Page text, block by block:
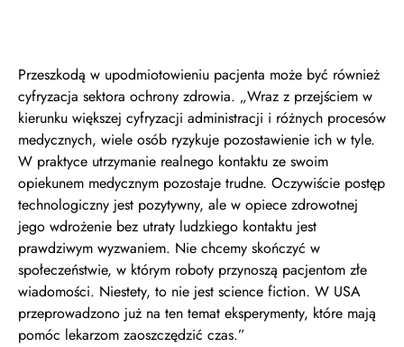
Przeszkodą w upodmiotowieniu pacjenta może być również
cyfryzacja sektora ochrony zdrowia. „Wraz z przejściem w
kierunku większej cyfryzacji administracji i różnych procesów
medycznych, wiele osób ryzykuje pozostawienie ich w tyle.
W praktyce utrzymanie realnego kontaktu ze swoim
opiekunem medycznym pozostaje trudne. Oczywiście postęp
technologiczny jest pozytywny, ale w opiece zdrowotnej
jego wdrożenie bez utraty ludzkiego kontaktu jest
prawdziwym wyzwaniem. Nie chcemy skończyć w
społeczeństwie, w którym roboty przynoszą pacjentom złe
wiadomości. Niestety, to nie jest science fiction. W USA
przeprowadzono już na ten temat eksperymenty, które mają
pomóc lekarzom zaoszczędzić czas.”